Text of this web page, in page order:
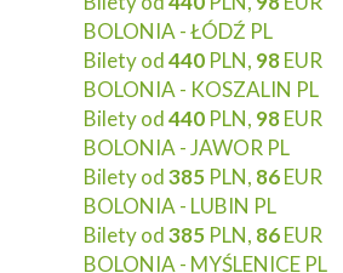
BOLONIA - ŁÓDŹ PL
Bilety od440 PLN, 98EUR
BOLONIA - KOSZALIN PL
Bilety od440 PLN, 98EUR
BOLONIA - JAWOR PL
Bilety od385 PLN, 86EUR
BOLONIA - LUBIN PL
Bilety od385 PLN, 86EUR
BOLONIA - MYŚLENICE PL